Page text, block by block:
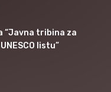
“Javna tribina za
listu”